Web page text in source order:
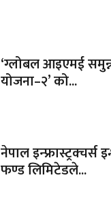
‘ग्लोबल आइएमई
योजना–२’ को...
नेपाल इन्फ्रास्ट्रक्चर्स
फण्ड लिमिटेडले...